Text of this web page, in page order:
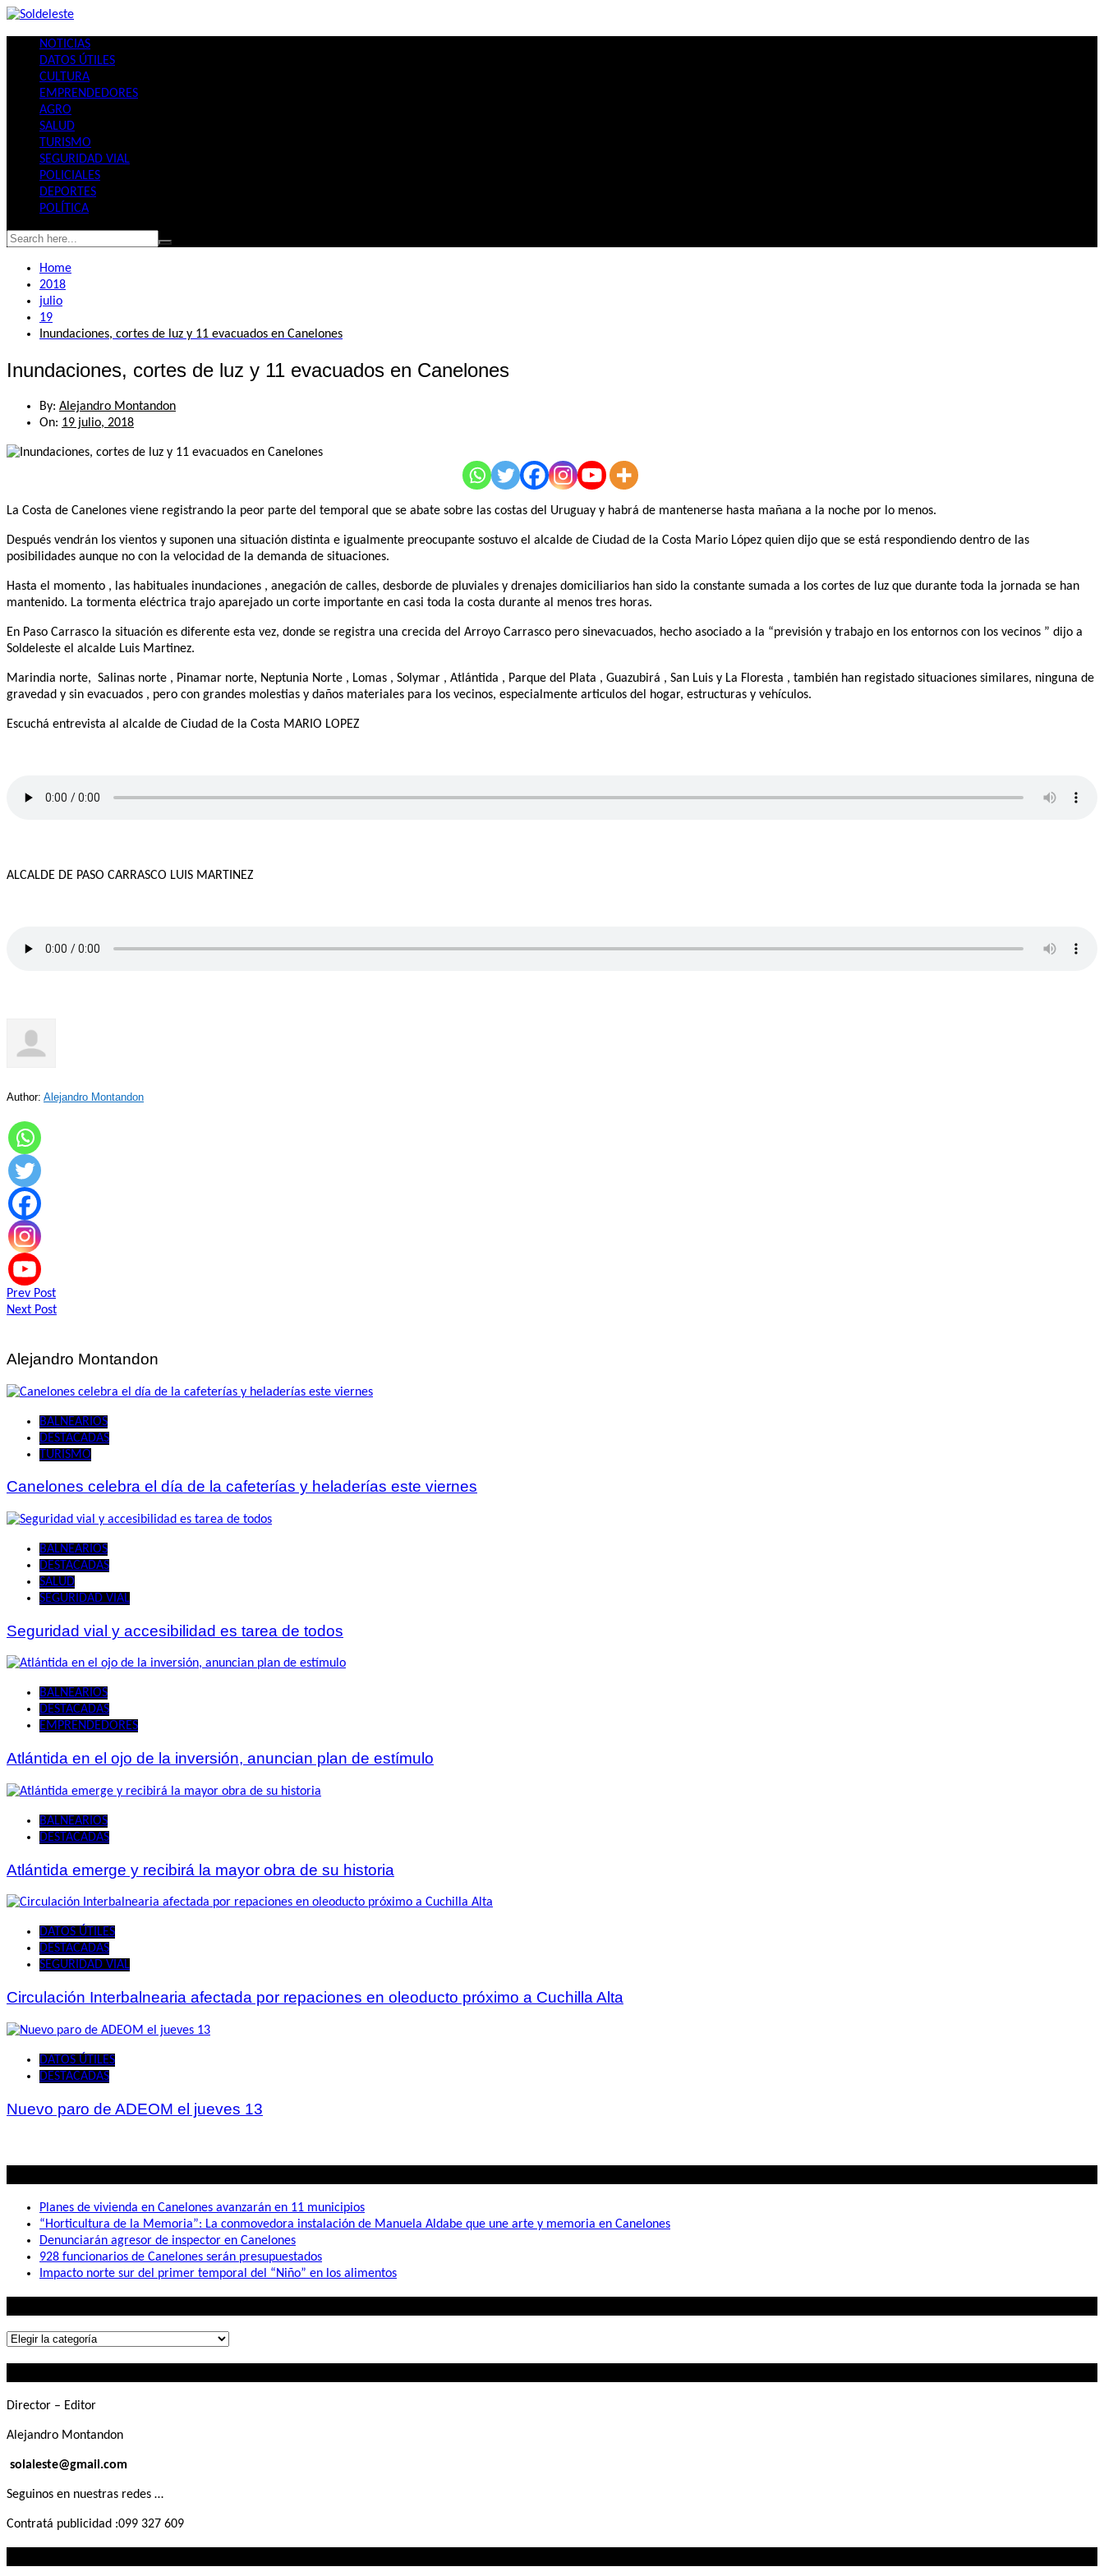
Skip
contentNOTICIAS
DATOS ÚTILES
CULTURA
EMPRENDEDORES
AGRO
SALUD
TURISMO
SEGURIDAD VIAL
POLICIALES
DEPORTES
POLÍTICA
Home
2018
julio
19
Inundaciones, cortes de luz y 11 evacuados en Canelones
Inundaciones, cortes de luz y 11 evacuados en Canelones
By: Alejandro Montandon
On: 19 julio, 2018
La Costa de Canelones viene registrando la peor parte del temporal que se abate sobre las costas del Uruguay y habrá de mantenerse hasta mañana a la noche por lo menos.
Después vendrán los vientos y suponen una situación distinta e igualmente preocupante sostuvo el alcalde de Ciudad de la Costa Mario López quien dijo que se está respondiendo dentro de las
posibilidades aunque no con la velocidad de la demanda de situaciones.
Hasta el momento , las habituales inundaciones , anegación de calles, desborde de pluviales y drenajes domiciliarios han sido la constante sumada a los cortes de luz que durante toda la jornada se han
mantenido. La tormenta eléctrica trajo aparejado un corte importante en casi toda la costa durante al menos tres horas.
En Paso Carrasco la situación es diferente esta vez, donde se registra una crecida del Arroyo Carrasco pero sinevacuados, hecho asociado a la “previsión y trabajo en los entornos con los vecinos ” dijo a
Soldeleste el alcalde Luis Martinez.
Marindia norte, Salinas norte , Pinamar norte, Neptunia Norte , Lomas , Solymar , Atlántida , Parque del Plata , Guazubirá , San Luis y La Floresta , también han registado situaciones similares, ninguna de
gravedad y sin evacuados , pero con grandes molestias y daños materiales para los vecinos, especialmente articulos del hogar, estructuras y vehículos.
Escuchá entrevista al alcalde de Ciudad de la Costa MARIO LOPEZ
ALCALDE DE PASO CARRASCO LUIS MARTINEZ
Author: Alejandro Montandon
Navegación
de
Prev Post
Next Post
Alejandro Montandon
BALNEARIOS
DESTACADAS
TURISMO
Canelones celebra el día de la cafeterías y heladerías este viernes
BALNEARIOS
DESTACADAS
SALUD
SEGURIDAD VIAL
Seguridad vial y accesibilidad es tarea de todos
BALNEARIOS
DESTACADAS
EMPRENDEDORES
Atlántida en el ojo de la inversión, anuncian plan de estímulo
BALNEARIOS
DESTACADAS
Atlántida emerge y recibirá la mayor obra de su historia
DATOS ÚTILES
DESTACADAS
SEGURIDAD VIAL
Circulación Interbalnearia afectada por repaciones en oleoducto próximo a Cuchilla Alta
DATOS ÚTILES
DESTACADAS
Nuevo paro de ADEOM el jueves 13
Planes de vivienda en Canelones avanzarán en 11 municipios
“Horticultura de la Memoria”: La conmovedora instalación de Manuela Aldabe que une arte y memoria en Canelones
Denunciarán agresor de inspector en Canelones
928 funcionarios de Canelones serán presupuestados
Impacto norte sur del primer temporal del “Niño” en los alimentos
Lo
Director – Editor
Alejandro Montandon
solaleste@gmail.com
Seguinos en nuestras redes …
Contratá publicidad :099 327 609